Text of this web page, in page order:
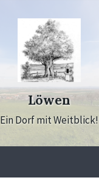
Löwen
Ein Dorf mit Weitblick!